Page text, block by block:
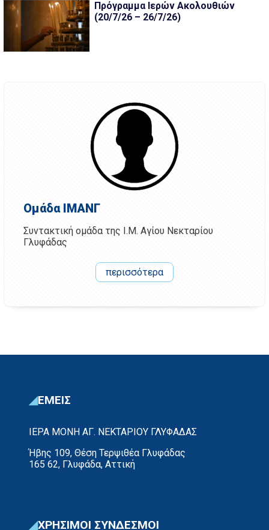
Πρόγραμμα Ιερών Ακολουθιών
(20/7/26 – 26/7/26)
Ομάδα ΙΜΑΝΓ
Συντακτική ομάδα της Ι.Μ. Αγίου Νεκταρίου
Γλυφάδας
περισσότερα
ΕΜΕΙΣ
ΙΕΡΑ ΜΟΝΗ ΑΓ. ΝΕΚΤΑΡΙΟΥ ΓΛΥΦΑΔΑΣ
Ήβης 109, Θέση Τερψιθέα Γλυφάδας
165 62, Γλυφάδα, Αττική
ΧΡΗΣΙΜΟΙ ΣΥΝΔΕΣΜΟΙ